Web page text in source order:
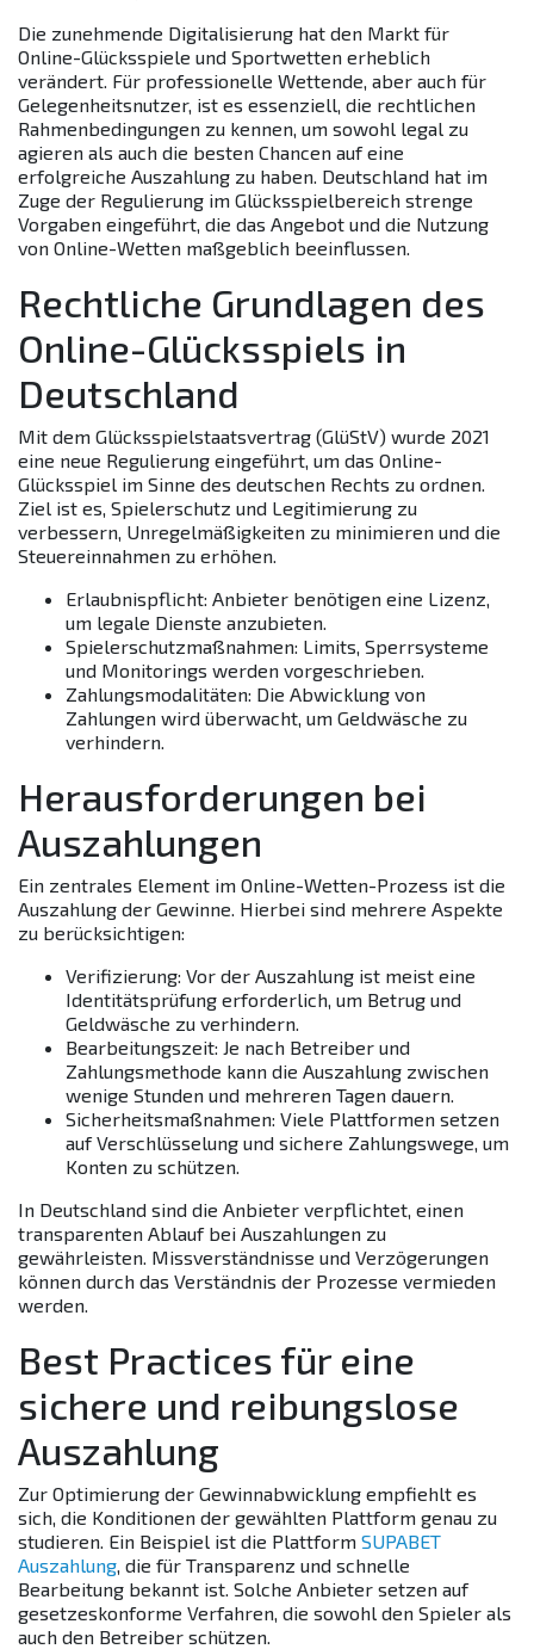
Die zunehmende Digitalisierung hat den Markt für
Online-Glücksspiele und Sportwetten erheblich
verändert. Für professionelle Wettende, aber auch für
Gelegenheitsnutzer, ist es essenziell, die rechtlichen
Rahmenbedingungen zu kennen, um sowohl legal zu
agieren als auch die besten Chancen auf eine
erfolgreiche Auszahlung zu haben. Deutschland hat im
Zuge der Regulierung im Glücksspielbereich strenge
Vorgaben eingeführt, die das Angebot und die Nutzung
von Online-Wetten maßgeblich beeinflussen.
Rechtliche Grundlagen des
Online-Glücksspiels in
Deutschland
Mit dem Glücksspielstaatsvertrag (GlüStV) wurde 2021
eine neue Regulierung eingeführt, um das Online-
Glücksspiel im Sinne des deutschen Rechts zu ordnen.
Ziel ist es, Spielerschutz und Legitimierung zu
verbessern, Unregelmäßigkeiten zu minimieren und die
Steuereinnahmen zu erhöhen.
Erlaubnispflicht: Anbieter benötigen eine Lizenz,
um legale Dienste anzubieten.
Spielerschutzmaßnahmen: Limits, Sperrsysteme
und Monitorings werden vorgeschrieben.
Zahlungsmodalitäten: Die Abwicklung von
Zahlungen wird überwacht, um Geldwäsche zu
verhindern.
Herausforderungen bei
Auszahlungen
Ein zentrales Element im Online-Wetten-Prozess ist die
Auszahlung der Gewinne. Hierbei sind mehrere Aspekte
zu berücksichtigen:
Verifizierung: Vor der Auszahlung ist meist eine
Identitätsprüfung erforderlich, um Betrug und
Geldwäsche zu verhindern.
Bearbeitungszeit: Je nach Betreiber und
Zahlungsmethode kann die Auszahlung zwischen
wenige Stunden und mehreren Tagen dauern.
Sicherheitsmaßnahmen: Viele Plattformen setzen
auf Verschlüsselung und sichere Zahlungswege, um
Konten zu schützen.
In Deutschland sind die Anbieter verpflichtet, einen
transparenten Ablauf bei Auszahlungen zu
gewährleisten. Missverständnisse und Verzögerungen
können durch das Verständnis der Prozesse vermieden
werden.
Best Practices für eine
sichere und reibungslose
Auszahlung
Zur Optimierung der Gewinnabwicklung empfiehlt es
sich, die Konditionen der gewählten Plattform genau zu
studieren. Ein Beispiel ist die Plattform SUPABET
Auszahlung , die für Transparenz und schnelle
Bearbeitung bekannt ist. Solche Anbieter setzen auf
gesetzeskonforme Verfahren, die sowohl den Spieler als
auch den Betreiber schützen.